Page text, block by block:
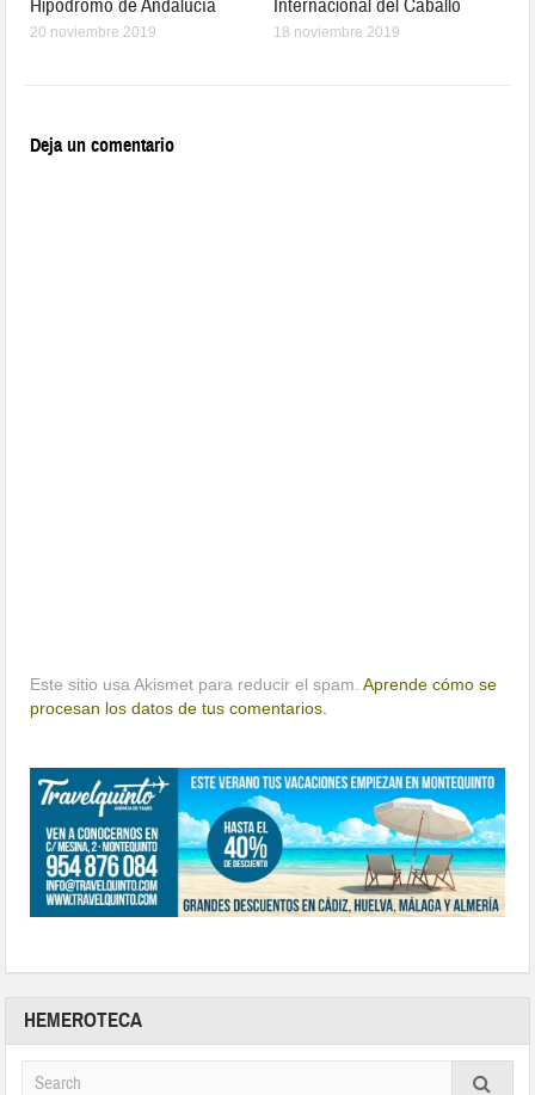
Hipódromo de Andalucía
20 noviembre 2019
Internacional del Caballo
18 noviembre 2019
Deja un comentario
Este sitio usa Akismet para reducir el spam.Aprende cómo se
procesan los datos de tus comentarios.
HEMEROTECA